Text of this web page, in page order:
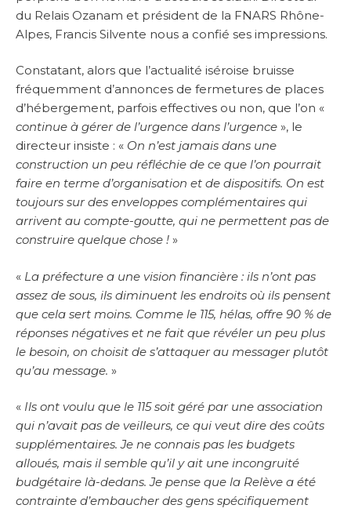
du Relais Ozanam et président de la FNARS Rhône-
Alpes, Francis Silvente nous a confié ses impressions.
Constatant, alors que l’actualité iséroise bruisse
fréquemment d’annonces de fermetures de places
d’hébergement, parfois effectives ou non, que l’on «
continue à gérer de l’urgence dans l’urgence », le
directeur insiste : « On n’est jamais dans une
construction un peu réfléchie de ce que l’on pourrait
faire en terme d’organisation et de dispositifs. On est
toujours sur des enveloppes complémentaires qui
arrivent au compte-goutte, qui ne permettent pas de
construire quelque chose ! »
« La préfecture a une vision financière : ils n’ont pas
assez de sous, ils diminuent les endroits où ils pensent
que cela sert moins. Comme le 115, hélas, offre 90 % de
réponses négatives et ne fait que révéler un peu plus
le besoin, on choisit de s’attaquer au messager plutôt
qu’au message. »
« Ils ont voulu que le 115 soit géré par une association
qui n’avait pas de veilleurs, ce qui veut dire des coûts
supplémentaires. Je ne connais pas les budgets
alloués, mais il semble qu’il y ait une incongruité
budgétaire là-dedans. Je pense que la Relève a été
contrainte d’embaucher des gens spécifiquement